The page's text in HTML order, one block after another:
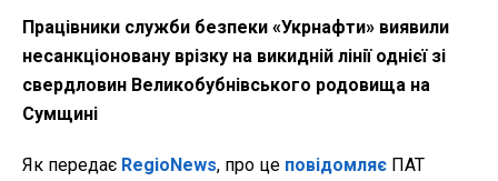
Працівники служби безпеки «Укрнафти» виявили
несанкціоновану врізку на викидній лінії однієї зі
свердловин Великобубнівського родовища на
Сумщині
Як передає RegioNews, про це повідомляє ПАТ